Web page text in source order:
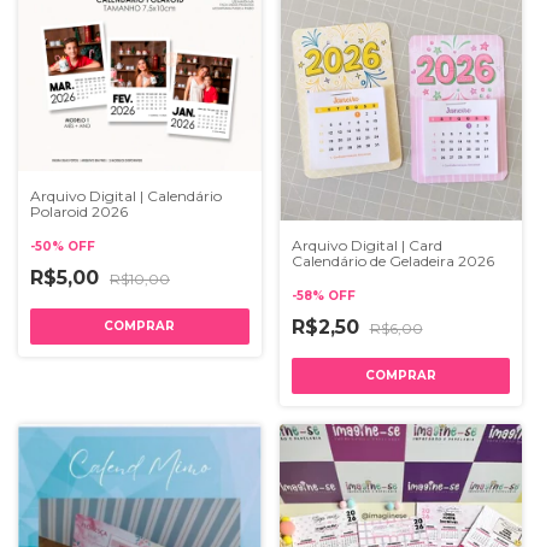
Arquivo Digital | Calendário
Polaroid 2026
-50% OFF
R$5,00 R$10,00
Arquivo Digital | Card
Calendário de Geladeira 2026
-58% OFF
R$2,50 R$6,00